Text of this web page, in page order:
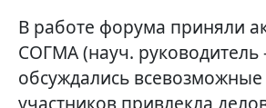
В работе форума приняли
СОГМА (науч. руководитель
обсуждались
участников привлекла